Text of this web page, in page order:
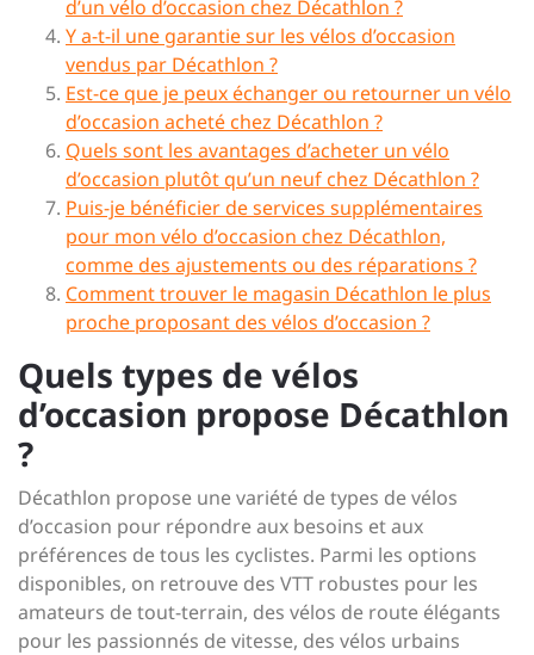
d’un vélo d’occasion chez Décathlon ?
Y a-t-il une garantie sur les vélos d’occasion
vendus par Décathlon ?
Est-ce que je peux échanger ou retourner un vélo
d’occasion acheté chez Décathlon ?
Quels sont les avantages d’acheter un vélo
d’occasion plutôt qu’un neuf chez Décathlon ?
Puis-je bénéficier de services supplémentaires
pour mon vélo d’occasion chez Décathlon,
comme des ajustements ou des réparations ?
Comment trouver le magasin Décathlon le plus
proche proposant des vélos d’occasion ?
Quels types de vélos
d’occasion propose Décathlon
?
Décathlon propose une variété de types de vélos
d’occasion pour répondre aux besoins et aux
préférences de tous les cyclistes. Parmi les options
disponibles, on retrouve des VTT robustes pour les
amateurs de tout-terrain, des vélos de route élégants
pour les passionnés de vitesse, des vélos urbains